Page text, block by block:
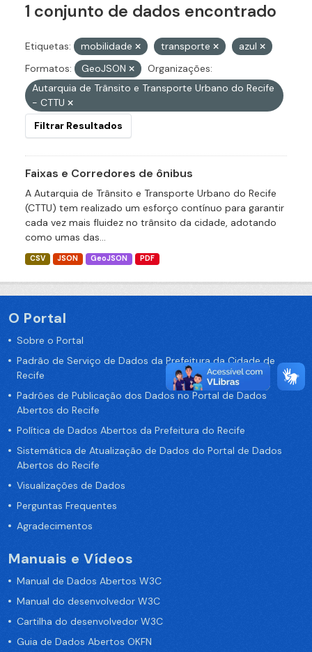
1 conjunto de dados encontrado
Etiquetas: mobilidade transporte
azul
Formatos:
GeoJSON
Organizações:
Autarquia de Trânsito e Transporte Urbano do Recife
- CTTU
Filtrar Resultados
Faixas e Corredores de ônibus
A Autarquia de Trânsito e Transporte Urbano do Recife
(CTTU) tem realizado um esforço contínuo para garantir
cada vez mais fluidez no trânsito da cidade, adotando
como umas das...
CSV JSON GeoJSON PDF
O Portal
Sobre o Portal
Padrão de Serviço de Dados da Prefeitura da Cidade de
Recife
Padrões de Publicação dos Dados no Portal de Dados
Abertos do Recife
Política de Dados Abertos da Prefeitura do Recife
Sistemática de Atualização de Dados do Portal de Dados
Abertos do Recife
Visualizações de Dados
Perguntas Frequentes
Agradecimentos
Manuais e Vídeos
Manual de Dados Abertos W3C
Manual do desenvolvedor W3C
Cartilha do desenvolvedor W3C
Guia de Dados Abertos OKFN